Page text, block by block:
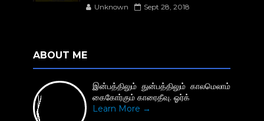
Unknown Sept 28, 2018
ABOUT ME
இன்பத்திலும் துன்பத்திலும் காலமெலாம்
கைகோர்கும் காரைதீவு. ஓர்க்
Learn More →